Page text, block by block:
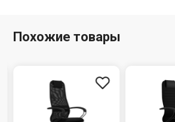
Похожие товары